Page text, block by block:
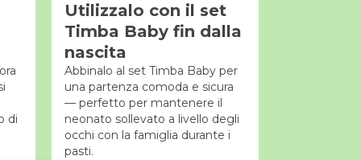
di
Utilizzalo con il set
Timba Baby fin dalla
nascita
Abbinalo al set Timba Baby per
una partenza comoda e sicura
— perfetto per mantenere il
neonato sollevato a livello degli
occhi con la famiglia durante i
pasti.